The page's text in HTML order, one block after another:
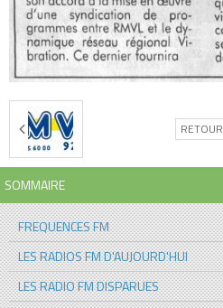
archives
derniéres infos
Livre d'or du site
Contact
RETOUR
SOMMAIRE
FREQUENCES FM
LES RADIOS FM D'AUJOURD'HUI
LES RADIO FM DISPARUES